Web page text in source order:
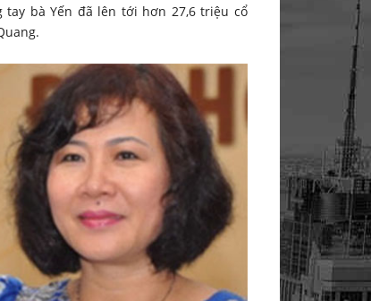
tay bà Yến đã lên tới hơn 27,6 triệu cổ